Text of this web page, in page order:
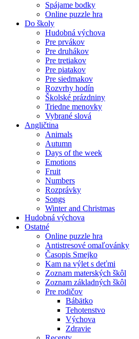
Spájame bodky
Online puzzle hra
Do školy
Hudobná výchova
Pre prvákov
Pre druhákov
Pre tretiakov
Pre piatakov
Pre siedmakov
Rozvrhy hodín
Školské prázdniny
Triedne menovky
Vybrané slová
Angličtina
Animals
Autumn
Days of the week
Emotions
Fruit
Numbers
Rozprávky
Songs
Winter and Christmas
Hudobná výchova
Ostatné
Online puzzle hra
Antistresové omaľovánky
Časopis Smejko
Kam na výlet s deťmi
Zoznam materských škôl
Zoznam základných škôl
Pre rodičov
Bábätko
Tehotenstvo
Výchova
Zdravie